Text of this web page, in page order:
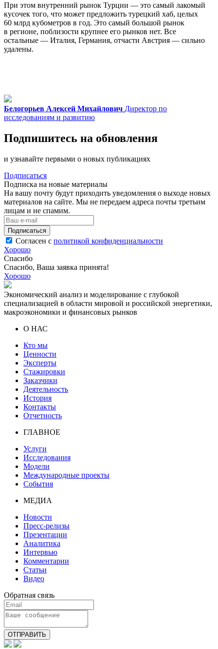
При этом внутренний рынок Турции — это самый лакомый
кусочек того, что может предложить турецкий хаб, целых
60 млрд кубометров в год. Это самый большой рынок
в регионе, поблизости крупнее его рынков нет. Все
остальные — Италия, Германия, отчасти Австрия — сильно
удалены.
Белогорьев Алексей Михайлович Директор по
исследованиям и развитию
Подпишитесь на обновления
и узнавайте первыми о новых публикациях
Подписаться
Подписка на новые материалы
На вашу почту будут приходить уведомления о выходе новых
материалов на сайте. Мы не передаем адреса почты третьим
лицам и не спамим.
Подписаться
Согласен с политикой конфиденциальности
Хорошо
Спасибо
Спасибо, Ваша заявка принята!
Хорошо
Экономический анализ и моделирование с глубокой
специализацией в области мировой и российской энергетики,
макроэкономики и финансовых рынков
О НАС
Кто мы
Ценности
Эксперты
Стажировки
Заказчики
Деятельность
История
Контакты
Отчетность
ГЛАВНОЕ
Услуги
Исследования
Модели
Международные проекты
События
МЕДИА
Новости
Пресс-релизы
Презентации
Аналитика
Интервью
Комментарии
Статьи
Видео
Обратная связь
ОТПРАВИТЬ